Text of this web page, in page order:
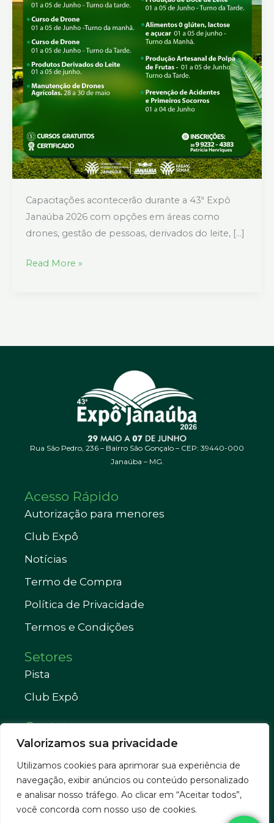
Valorizamos sua privacidade
Utilizamos cookies para aprimorar sua experiência de
navegação, exibir anúncios ou conteúdo personalizado
e analisar nosso tráfego. Ao clicar em “Aceitar todos”,
você concorda com nosso uso de cookies.
Capacitações acontecerão durante a 43ª Expô
Janaúba 2026 com opções em áreas como
drones, gestão de pessoas, derivados do leite, […]
Read More »
Rua São Pedro, 236 – Bairro São Gonçalo – CEP: 39440-000
Janaúba – MG.
Acesso Rápido
Autorização para menores
Club Expô
Notícias
Termo de Compra
Política de Privacidade
Termos e Condições
Setores
Pista
Club Expô
Contatos
Telefone: (38) 3821-1033
WhatsApp: (38) 3821-2835
sindjanauba@gmail.com